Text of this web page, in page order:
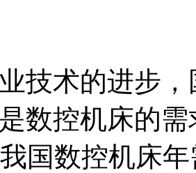
技术的进步
数控机床的
国数控机床